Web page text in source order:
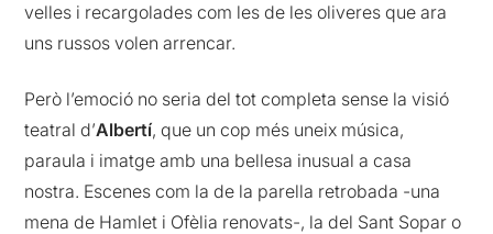
velles i recargolades com les de les oliveres que ara
uns russos volen arrencar.
Però l’emoció no seria del tot completa sense la visió
teatral d’Albertí, que un cop més uneix música,
paraula i imatge amb una bellesa inusual a casa
nostra. Escenes com la de la parella retrobada -una
mena de Hamlet i Ofèlia renovats-, la del Sant Sopar o